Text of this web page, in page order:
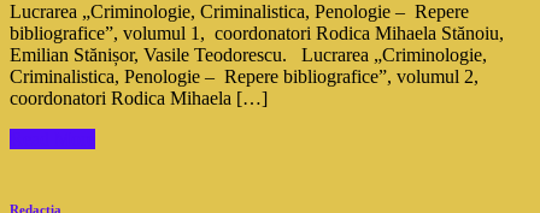
Lucrarea „Criminologie, Criminalistica, Penologie – Repere
bibliografice”, volumul 1, coordonatori Rodica Mihaela Stănoiu,
Emilian Stănișor, Vasile Teodorescu. Lucrarea „Criminologie,
Criminalistica, Penologie – Repere bibliografice”, volumul 2,
coordonatori Rodica Mihaela […]
Redacţia